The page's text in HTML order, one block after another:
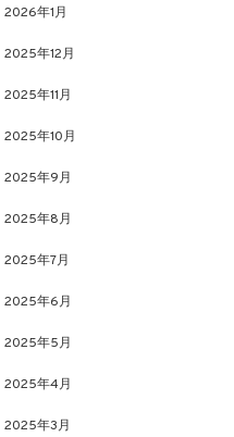
2026年1月
2025年12月
2025年11月
2025年10月
2025年9月
2025年8月
2025年7月
2025年6月
2025年5月
2025年4月
2025年3月